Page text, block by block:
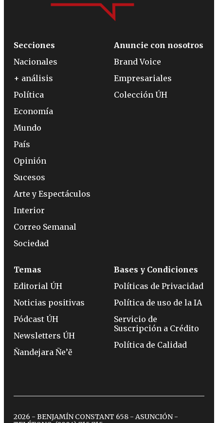
Secciones
Nacionales
+ análisis
Política
Economía
Mundo
País
Opinión
Sucesos
Arte y Espectáculos
Interior
Correo Semanal
Sociedad
Anuncie con nosotros
Brand Voice
Empresariales
Colección ÚH
Temas
Editorial ÚH
Noticias positivas
Pódcast ÚH
Newsletters ÚH
Ñandejara Ñe’ẽ
Bases y Condiciones
Políticas de Privacidad
Política de uso de la IA
Servicio de
Suscripción a Crédito
Política de Calidad
2026 - BENJAMÍN CONSTANT 658 - ASUNCIÓN -